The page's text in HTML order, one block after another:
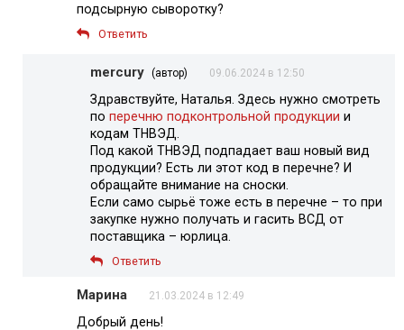
подсырную сыворотку?
Ответить
mercury (автор) 09.06.2024 в 12:50
Здравствуйте, Наталья. Здесь нужно смотреть
по перечню подконтрольной продукции и
кодам ТНВЭД.
Под какой ТНВЭД подпадает ваш новый вид
продукции? Есть ли этот код в перечне? И
обращайте внимание на сноски.
Если само сырьё тоже есть в перечне – то при
закупке нужно получать и гасить ВСД от
поставщика – юрлица.
Ответить
Марина 21.03.2024 в 12:49
Добрый день!